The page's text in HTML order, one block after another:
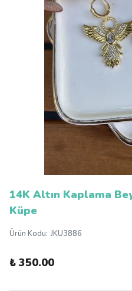
14K Altın Kaplama
Küpe
Ürün Kodu: JKU3886
₺ 350.00